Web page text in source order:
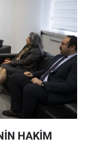
HAKİM